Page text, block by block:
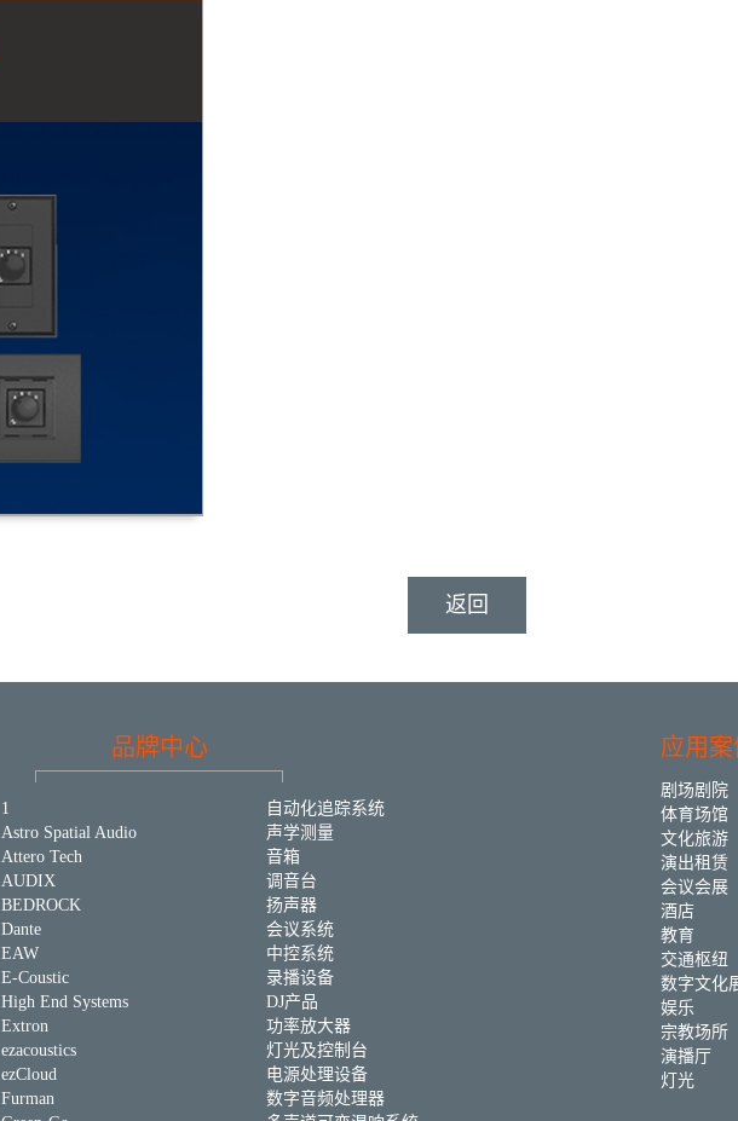
返回
品牌中心
1
Astro Spatial Audio
Attero Tech
AUDIX
BEDROCK
Dante
EAW
E-Coustic
High End Systems
Extron
ezacoustics
ezCloud
Furman
自动化追踪系统
声学测量
音箱
调音台
扬声器
会议系统
中控系统
录播设备
DJ产品
功率放大器
灯光及控制台
电源处理设备
数字音频处理器
应用
剧场剧院
体育场馆
文化旅游
演出租赁
会议会展
酒店
教育
交通枢纽
数字文化
娱乐
宗教场所
演播厅
灯光